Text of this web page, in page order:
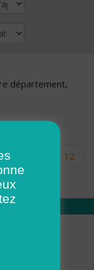
département,
12
17